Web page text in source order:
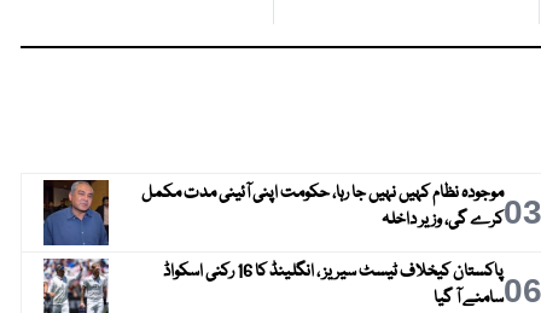
03موجودہ نظام کہیں نہیں جا رہا، حکومت اپنی آئینی مدت مکمل
کرے گی، وزیر داخلہ
06
پاکستان کیخلاف ٹیسٹ سیریز ، انگلینڈ کا 16 رکنی اسکواڈ
سامنے آ گیا